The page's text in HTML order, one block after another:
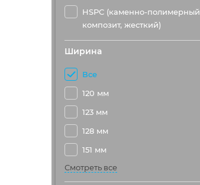
HSPC (каменно-полимерный
композит, жесткий)
Ширина
Все
120 мм
123 мм
128 мм
151 мм
Смотреть все